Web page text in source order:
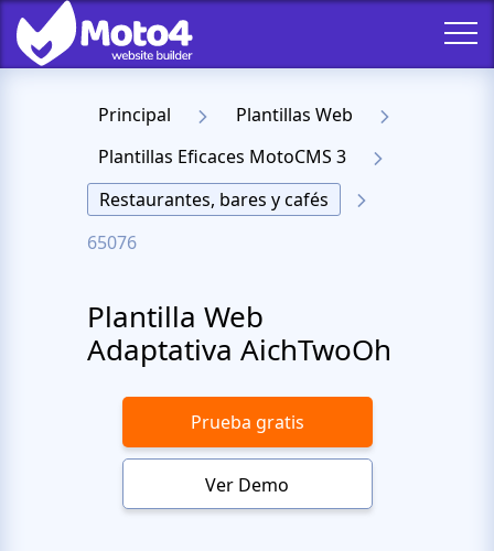
Principal
Plantillas Web
Plantillas Eficaces MotoCMS 3
Restaurantes, bares y cafés
65076
Plantilla Web
Adaptativa AichTwoOh
Prueba gratis
Ver Demo